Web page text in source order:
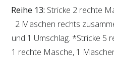
Reihe 13: Stricke 2 rechte
2 Maschen rechts
und 1 Umschlag. *Stricke 5
1 rechte Masche, 1